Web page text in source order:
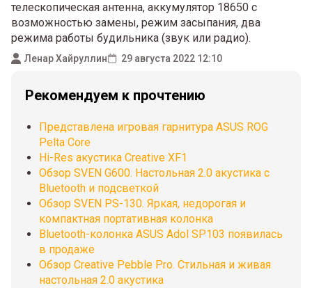
телескопическая антенна, аккумулятор 18650 с
возможностью замены, режим засыпания, два
режима работы будильника (звук или радио).
Ленар Хайруллин 29 августа 2022 12:10
Рекомендуем к прочтению
Представлена игровая гарнитура ASUS ROG
Pelta Core
Hi-Res акустика Creative XF1
Обзор SVEN G600. Настольная 2.0 акустика с
Bluetooth и подсветкой
Обзор SVEN PS-130. Яркая, недорогая и
компактная портативная колонка
Bluetooth-колонка ASUS Adol SP103 появилась
в продаже
Обзор Creative Pebble Pro. Стильная и живая
настольная 2.0 акустика